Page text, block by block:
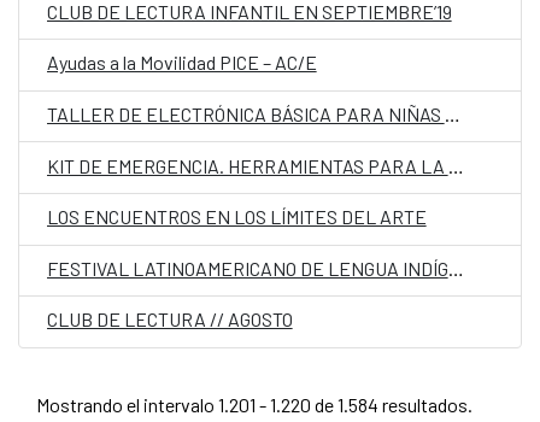
CLUB DE LECTURA INFANTIL EN SEPTIEMBRE’19
Ayudas a la Movilidad PICE – AC/E
TALLER DE ELECTRÓNICA BÁSICA PARA NIÑAS Y NIÑOS
LOS ENCUENTROS EN LOS LÍMITES DEL ARTE
CLUB DE LECTURA // AGOSTO
Mostrando el intervalo 1.201 - 1.220 de 1.584 resultados.